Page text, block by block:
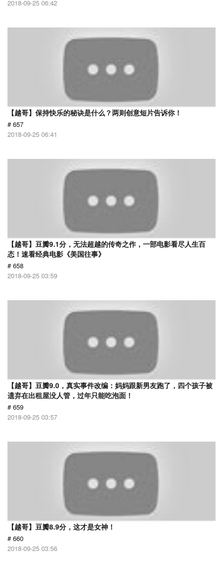
2018-09-25 06:42
【越哥】保持快乐的秘诀是什么？两则创意短片告诉你！
# 657
2018-09-25 06:41
【越哥】豆瓣9.1分，无法超越的传奇之作，一部电影看尽人生百
态！速看经典电影《美国往事》
# 658
2018-09-25 03:59
【越哥】豆瓣9.0，真实事件改编：妈妈跟新男友跑了，四个孩子被
遗弃在出租屋没人管，过年只能吃泡面！
# 659
2018-09-25 03:57
【越哥】豆瓣8.9分，这才是女神！
# 660
2018-09-25 03:56